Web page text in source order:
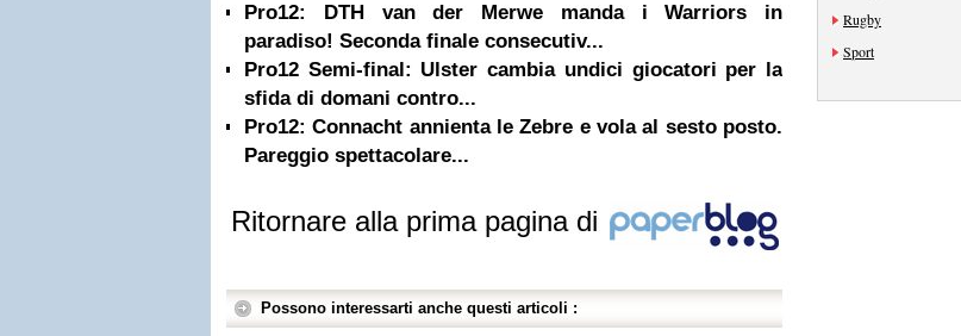
Pro12: DTH van der Merwe manda i Warriors in
paradiso! Seconda finale consecutiv...
Pro12 Semi-final: Ulster cambia undici giocatori per la
sfida di domani contro...
Pro12: Connacht annienta le Zebre e vola al sesto posto.
Pareggio spettacolare...
Ritornare alla prima pagina di
Possono interessarti anche questi articoli :
Rugby
Sport